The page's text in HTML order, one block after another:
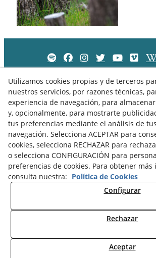
Política de Cookies
Política de Privacidad
© 08/2026 Museu Comarcal de Cervera -
Utilizamos cookies propias y de terceros
nuestros servicios, por razones técnicas,
experiencia de navegación, para
y, opcionalmente, para mostrarte
tus preferencias mediante el análisis de
navegación. Selecciona ACEPTAR para
cookies, selecciona RECHAZAR para
o selecciona CONFIGURACIÓN para
preferencias de cookies. Para obtener más
consulta nuestra: Política de Cookies
Configurar
Rechazar
Aceptar